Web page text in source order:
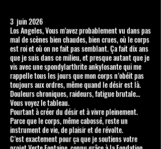
3 juin 2026
Los Angeles, Vous m'avez probablement vu dans pas
mal de scènes bien chaudes, bien crues, où le corps
est roi et où on ne fait pas semblant. Ça fait dix ans
que je suis dans ce milieu, et presque autant que je
vis avec une spondylarthrite ankylosante qui me
rappelle tous les jours que mon corps n’obéit pas
toujours aux ordres, même quand le désir est là.
Douleurs chroniques, raideurs, fatigue brutale…
Vous voyez le tableau.
Pourtant à créer du désir et à vivre pleinement.
Parce que le corps, même cabossé, reste un
instrument de vie, de plaisir et de révolte.
C’est exactement pour ça que je soutiens votre